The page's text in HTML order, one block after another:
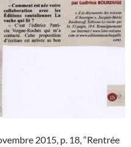
2015, p. 18, “Rentrée